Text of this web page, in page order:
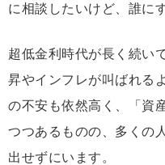
に相談したいけど、誰に
超低金利時代が長く続い
昇やインフレが叫ばれる
の不安も依然高く、「資
つつあるものの、多くの
出せずにいます。